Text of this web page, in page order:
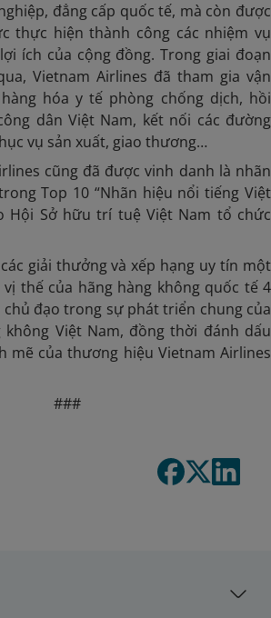
đẳng cấp quốc tế, mà còn được
thực hiện thành công các nhiệm vụ
ích của cộng đồng. Trong giai đoạn
Vietnam Airlines đã tham gia vận
hóa y tế phòng chống dịch, hồi
dân Việt Nam, kết nối các đường
vụ sản xuất, giao thương…
cũng đã được vinh danh là nhãn
Top 10 “Nhãn hiệu nổi tiếng Việt
Hội Sở hữu trí tuệ Việt Nam tổ chức
giải thưởng và xếp hạng uy tín một
thế của hãng hàng không quốc tế 4
đạo trong sự phát triển chung của
không Việt Nam, đồng thời đánh dấu
mẽ của thương hiệu Vietnam Airlines
###